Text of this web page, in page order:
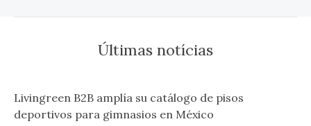
Últimas notícias
Livingreen B2B amplía su catálogo de pisos
deportivos para gimnasios en México